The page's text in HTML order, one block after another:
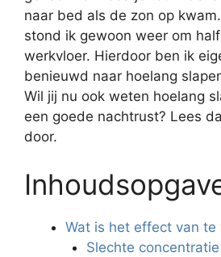
naar bed als de zon op
stond ik gewoon weer om
werkvloer. Hierdoor ben ik
benieuwd naar hoelang
Wil jij nu ook weten hoelang
een goede nachtrust? Lees
door.
Wat is het effect van te
Slechte concentratie